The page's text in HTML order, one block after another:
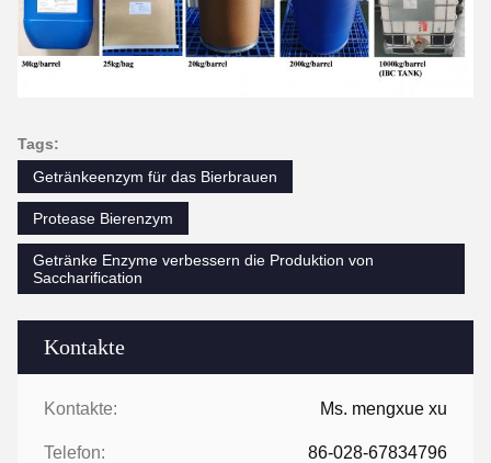
Kontakte
Kontakte: Ms. mengxue xu
Telefon: 86-028-67834796
Tags:
Getränkeenzym für das Bierbrauen
Protease Bierenzym
Getränke Enzyme verbessern die Produktion von
Saccharification